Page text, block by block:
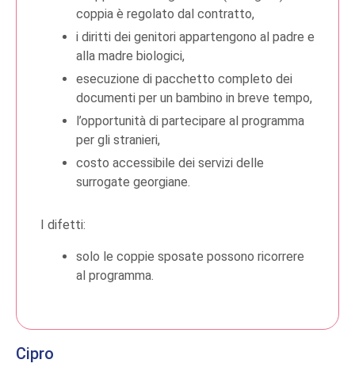
coppia è regolato dal contratto,
i diritti dei genitori appartengono al padre e
alla madre biologici,
esecuzione di pacchetto completo dei
documenti per un bambino in breve tempo,
l’opportunità di partecipare al programma
per gli stranieri,
costo accessibile dei servizi delle
surrogate georgiane.
I difetti:
solo le coppie sposate possono ricorrere
al programma.
Cipro